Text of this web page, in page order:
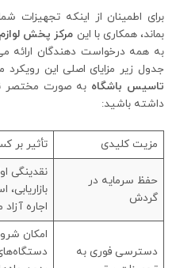
برای اطمینان از اینکه تجهیزات
بماند، همکاری با این مرکز پخش
به همه درخواست دهندگان ارائه
جدول زیر مزایای اصلی این رویکرد
تاسیس باشگاه به صورت مختصر
داشته باشید:
مزیت کلیدی تأثیر بر
حفظ سرمایه در
گردش
نقدینگی
اجاره
دسترسی فوری به
امکان